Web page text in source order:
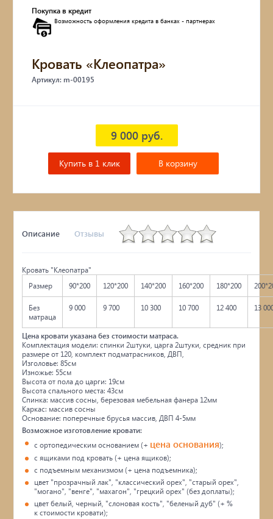
Столы
Мебель с искусственным старением
Дубовые бочки
Детские кровати и диваны
Кухонные уголки
Покупка в кредит
Возможность оформления кредита в банках - партнерах
Кровать «Клеопатра»
Артикул: m-00195
9 000 руб.
В корзину
Купить в 1 клик
Описание Отзывы
Кровать "Клеопатра"
Размер
90*200 120*200 140*200 160*200 180*200
Без
матраца
9 000 9 700 10 300 10 700 12 400 13
Цена кровати указана без стоимости матраса.
Комплектация модели: спинки 2штуки, царга 2штуки, средник при
размере от 120, комплект подматрасников, ДВП,
Изголовье: 85см
Изножье: 55см
Высота от пола до царги: 19см
Высота спального места: 43см
Спинка: массив сосны, березовая мебельная фанера 12мм
Каркас: массив сосны
Основание: поперечные брусья массив, ДВП 4-5мм
Возможное изготовление кровати:
с ортопедическим основанием (+ цена основания);
с ящиками под кровать (+ цена ящиков);
с подъемным механизмом (+ цена подъемника);
цвет "прозрачный лак", "классический орех", "старый орех",
"могано", "венге", "махагон", "грецкий орех" (без доплаты);
цвет белый, черный, "слоновая кость", "беленый дуб" (+ %
к стоимости кровати);